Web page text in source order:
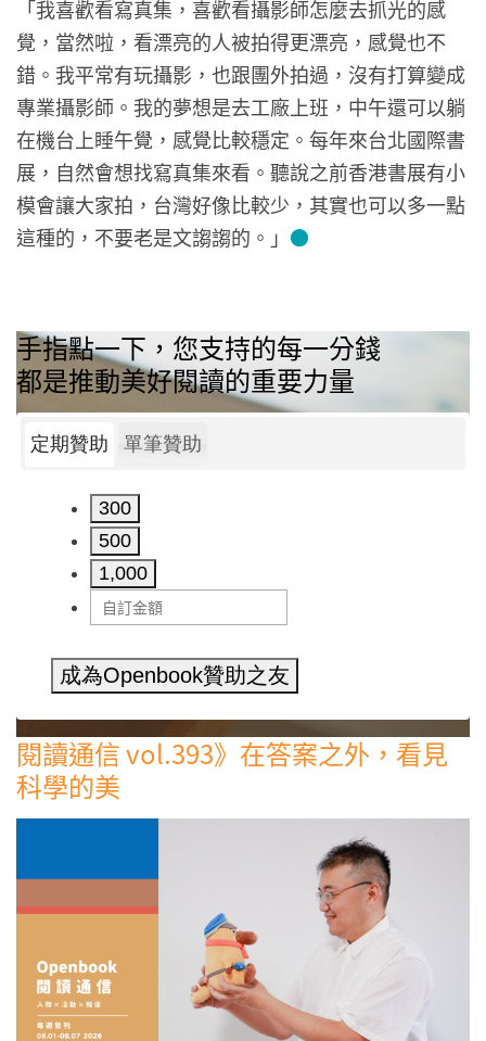
「我喜歡看寫真集，喜歡看攝影師怎麼去抓光的感
覺，當然啦，看漂亮的人被拍得更漂亮，感覺也不
錯。我平常有玩攝影，也跟團外拍過，沒有打算變成
專業攝影師。我的夢想是去工廠上班，中午還可以躺
在機台上睡午覺，感覺比較穩定。每年來台北國際書
展，自然會想找寫真集來看。聽說之前香港書展有小
模會讓大家拍，台灣好像比較少，其實也可以多一點
這種的，不要老是文謅謅的。」 ●
手指點一下，您支持的每一分錢
都是推動美好閱讀的重要力量
定期贊助 單筆贊助
300
500
1,000
成為Openbook贊助之友
閱讀通信 vol.393》在答案之外，看見
科學的美